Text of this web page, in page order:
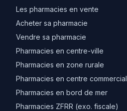
Les pharmacies en vente
Acheter sa pharmacie
Vendre sa pharmacie
Pharmacies en centre-ville
Pharmacies en zone rurale
Pharmacies en centre commercial
Pharmacies en bord de mer
Pharmacies ZFRR (exo. fiscale)